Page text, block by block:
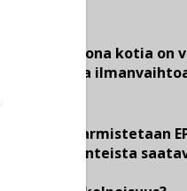
Yli miljoona kotia on
toimivaa
Miten varmistetaan
dokumenteista